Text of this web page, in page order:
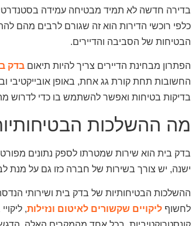
בדירה חדשה לא תמיד מבטיחה עמידה
כלפי רוכשי הדירות הוא זה שגורם לרבים מהם
הבטיחות של הסביבה והדיירים.
הפתרון מבחינת הדיירים צריך להיות תיאום בדק
החשובות תחת קורת גג אחת, באופן אובייקטיבי
בדיקות בטיחות ואפשר להשתמש בו כדי לדרוש
מה ההשלכות
בדק בית הוא שירות שמטרתו לספק נתונים
ישנה, יש צורך בשירות של חברה כזו גם על מנת
ההשלכות הבטיחותיות של בדק בית ושירותי
לחשוף ליקויים שקשורים לאיטום ונזילות,